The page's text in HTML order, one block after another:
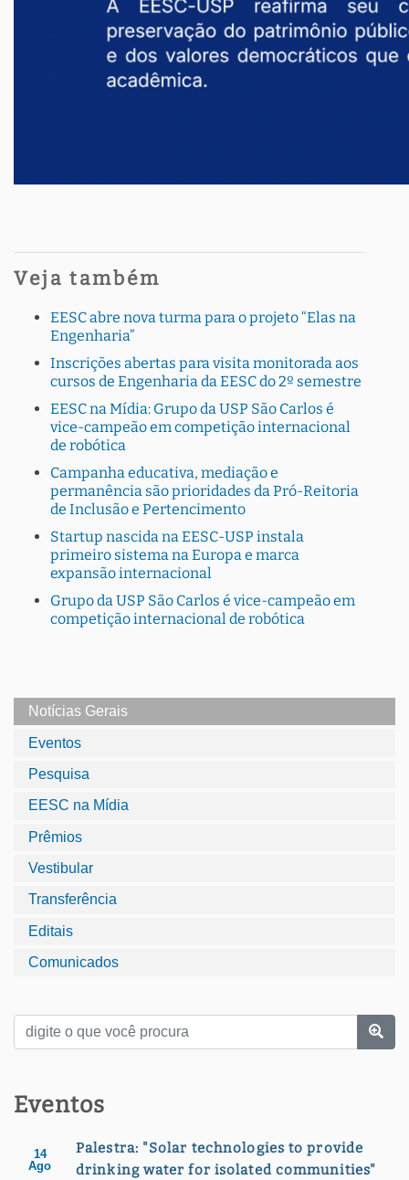
Veja também
EESC abre nova turma para o projeto “Elas na
Engenharia”
Inscrições abertas para visita monitorada aos
cursos de Engenharia da EESC do 2º semestre
EESC na Mídia: Grupo da USP São Carlos é
vice-campeão em competição internacional
de robótica
Campanha educativa, mediação e
permanência são prioridades da Pró-Reitoria
de Inclusão e Pertencimento
Startup nascida na EESC-USP instala
primeiro sistema na Europa e marca
expansão internacional
Grupo da USP São Carlos é vice-campeão em
competição internacional de robótica
Notícias Gerais
Eventos
Pesquisa
EESC na Mídia
Prêmios
Vestibular
Transferência
Editais
Comunicados
Eventos
14
Ago
Palestra: "Solar technologies to provide
drinking water for isolated communities"